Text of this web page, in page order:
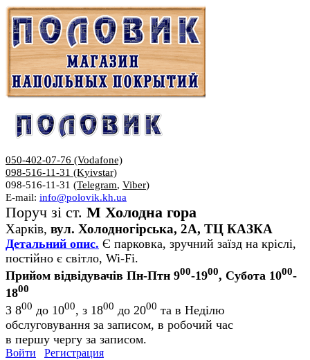
050-402-07-76 (Vodafone)
098-516-11-31 (Kyivstar)
098-516-11-31 (Telegram, Viber)
E-mail: info@polovik.kh.ua
Поруч зі ст. М Холодна гора
Харків, вул. Холодногірська, 2А, ТЦ КАЗКА
Детальний опис. Є парковка, зручний заїзд на кріслі,
постійно є світло, Wi-Fi.
Прийом відвідувачів Пн-Птн 900-1900, Субота 1000-
1800
З 800 до 1000, з 1800 до 2000 та в Неділю
обслуговування за записом, в робочий час
в першу чергу за записом.
Войти
Регистрация